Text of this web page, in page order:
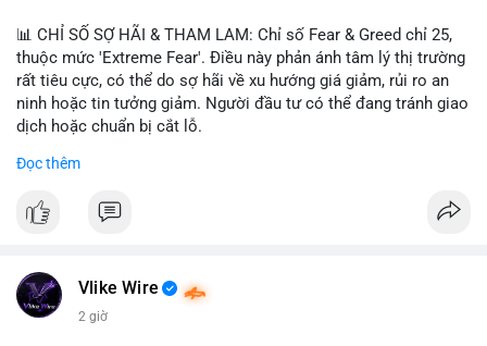
📰 Nguồn: CoinDesk
📊 CHỈ SỐ SỢ HÃI & THAM LAM: Chỉ số Fear & Greed chỉ 25,
thuộc mức 'Extreme Fear'. Điều này phản ánh tâm lý thị trường
rất tiêu cực, có thể do sợ hãi về xu hướng giá giảm, rủi ro an
ninh hoặc tin tưởng giảm. Người đầu tư có thể đang tránh giao
dịch hoặc chuẩn bị cắt lỗ.
📈 XU HƯỚNG TÌM KIẾM & THẢO LUẬN: Coin trending trên
(CASHCAT), Pudgy Penguins (PENGU) và OVERTAKE (TAKE).
trung của người dùng vào các chủ đề địa phương. Trên
LunarCrush, các chủ đề như Solana, Taylor Swift và UFC 310
Đọc thêm
Vlike Wire
2 giờ